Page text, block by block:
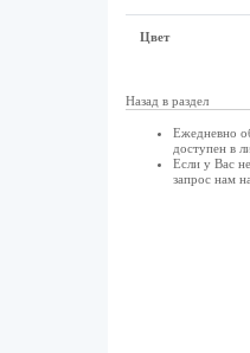
Цвет
Назад в раздел
Ежедневно
доступен в
Если у Вас
запрос нам